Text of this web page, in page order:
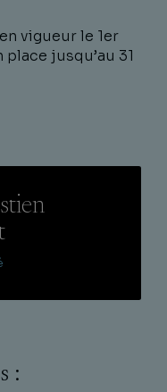
vigueur le 1er
jusqu’au 31
: